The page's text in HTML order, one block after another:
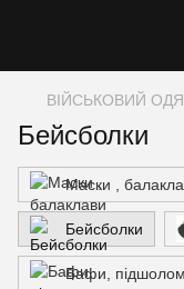
ВІЙСЬКОВИЙ
Бейсболки
Маски ,
Бейсболки
Бафи,